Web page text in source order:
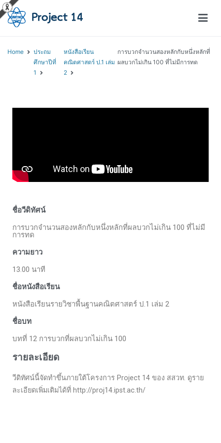
Home
ประถม
ศึกษาปีที่
1
หนังสือเรียน
คณิตศาสตร์ ป.1 เล่ม
2
การบวกจำนวนสองหลักกับหนึ่งหลักที่
ผลบวกไม่เกิน 100 ที่ไม่มีการทด
ชื่อวีดิทัศน์
การบวกจำนวนสองหลักกับหนึ่งหลักที่ผลบวกไม่เกิน 100 ที่ไม่มี
การทด
ความยาว
13.00 นาที
ชื่อหนังสือเรียน
หนังสือเรียนรายวิชาพื้นฐานคณิตศาสตร์ ป.1 เล่ม 2
ชื่อบท
บทที่ 12 การบวกที่ผลบวกไม่เกิน 100
รายละเอียด
วีดิทัศน์นี้จัดทำขึ้นภายใต้โครงการ Project 14 ของ สสวท. ดูราย
ละเอียดเพิ่มเติมได้ที่ http://proj14.ipst.ac.th/